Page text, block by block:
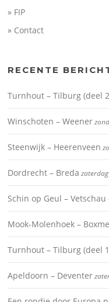
» FIP
» Contact
RECENTE
Turnhout – Tilburg (deel
Winschoten – Weener
Steenwijk – Heerenveen
Dordrecht – Breda
Schin op Geul – Vetschau
Mook-Molenhoek –
Turnhout – Tilburg (deel
Apeldoorn – Deventer